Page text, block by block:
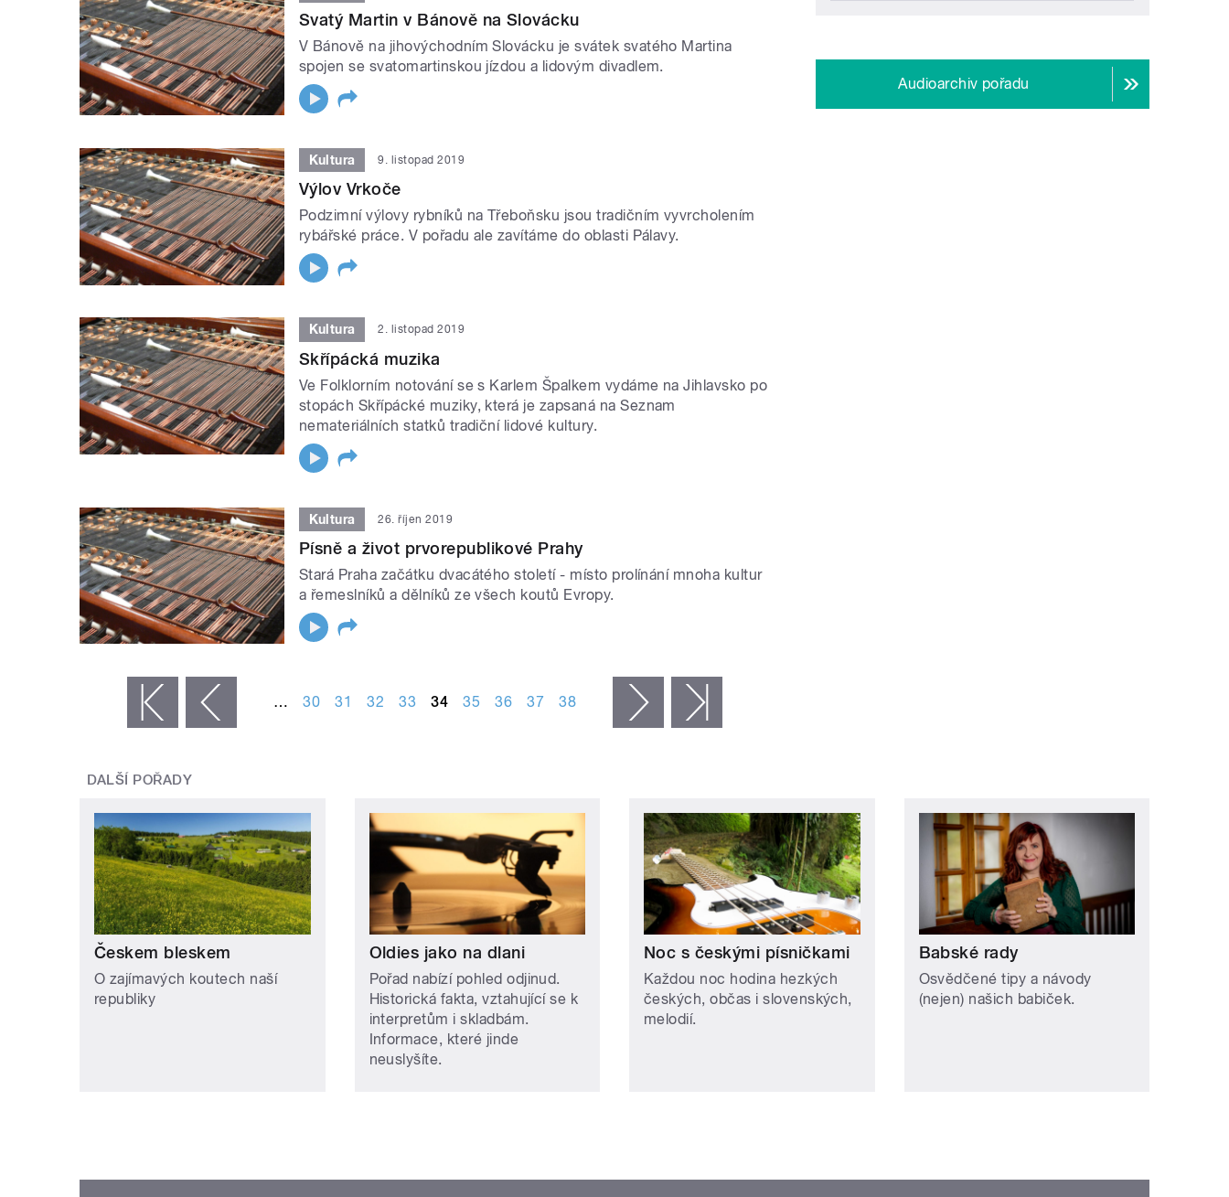
Svatý Martin v Bánově na Slovácku
V Bánově na jihovýchodním Slovácku je svátek svatého Martina
spojen se svatomartinskou jízdou a lidovým divadlem.
Kultura 9. listopad 2019
Výlov Vrkoče
Podzimní výlovy rybníků na Třeboňsku jsou tradičním vyvrcholením
rybářské práce. V pořadu ale zavítáme do oblasti Pálavy.
Kultura 2. listopad 2019
Skřípácká muzika
Ve Folklorním notování se s Karlem Špalkem vydáme na Jihlavsko po
stopách Skřípácké muziky, která je zapsaná na Seznam
nemateriálních statků tradiční lidové kultury.
Kultura 26. říjen 2019
Písně a život prvorepublikové Prahy
Stará Praha začátku dvacátého století - místo prolínání mnoha kultur
a řemeslníků a dělníků ze všech koutů Evropy.
‹ předchozí … 30 31 32 33 34 35 36 37 38 následující ›
Audioarchiv pořadu
DALŠÍ POŘADY
Českem bleskem
O zajímavých koutech naší
republiky
Oldies jako na dlani
Pořad nabízí pohled odjinud.
Historická fakta, vztahující se k
interpretům i skladbám.
Informace, které jinde
neuslyšíte.
Noc s českými písničkami
Každou noc hodina hezkých
českých, občas i slovenských,
melodií.
Babské rady
Osvědčené tipy a návody
(nejen) našich babiček.